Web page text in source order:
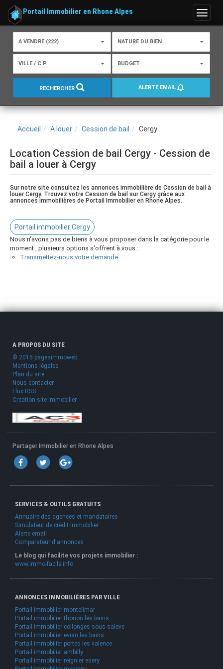
Menu
Portail Immobilier en Rhone Alpes
A VENDRE (222) NATURE DU BIEN
VILLE / C.P. BUDGET
RECHERCHER ALERTE EMAIL
Accueil A louer Cession de bail Cergy
Location Cession de bail Cergy - Cession de
bail a louer à Cergy
Sur notre site consultez les annonces immobilière de Cession de bail à
louer Cergy. Trouvez votre Cession de bail sur Cergy grâce aux
annonces immobilières de Portail Immobilier en Rhone Alpes.
Portail immobilier Cergy
Nous n'avons pas de biens à vous proposer dans la catégorie pour le
moment , plusieurs options s'offrent à vous :
Transmettez-nous votre demande
A PROPOS DU SITE
© 2015 pagesimmoweb
Mentions légales
Plan du site
Nous contacter
Flux RSS
Création site immobilier
Partager Immobilier en Rhone Alpes
SERVICES & OUTILS GRATUITS
Annuaire des agences et mandataires
Simulateur de crédit immobilier
Alerte email
Comparateur d'annonces
Le blog qui facilite vos projets immobilier :
www.immo-facile.info
ANNONCES IMMOBILIÈRES PAR VILLE
Portail immobilier montelimar
Portail immobilier thonon les bains
Portail immobilier collonges sous saleve
Portail immobilier evian les bains
Portail immobilier portes les valence
Portail immobilier ambilly
Portail immobilier reignier esery